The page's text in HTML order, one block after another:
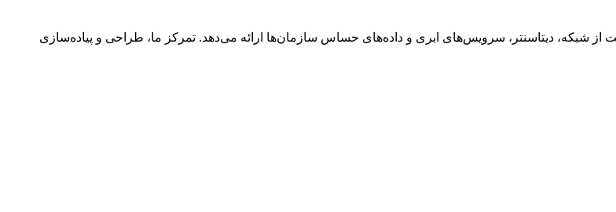
از شبکه، دیتاسنتر، سرویس‌های ابری و داده‌های حساس سازمان‌ها ارائه می‌دهد. تمرکز ما، طراحی و پیاده‌سازی